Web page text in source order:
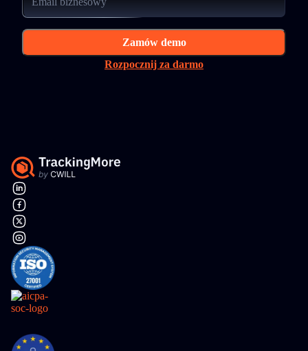
Zamów demo
Rozpocznij za darmo